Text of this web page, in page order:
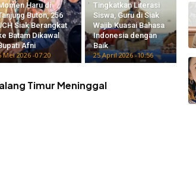
Haru di
Buton, 256
Siak Berangkat
Batam Dikawal
Afni
Mei 2026 -07:20
Tingkatkan Literasi
Siswa, Guru di Siak
Wajib Kuasai Bahasa
Indonesia dengan
Baik
25 April 2026 -10:56
Timur Meninggal